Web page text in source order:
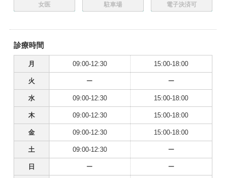
女医 駐車場 電子決済可
診療時間
月 09:00-12:30 15:00-18:00
火 ー ー
水 09:00-12:30 15:00-18:00
木 09:00-12:30 15:00-18:00
金 09:00-12:30 15:00-18:00
土 09:00-12:30 ー
日 ー ー